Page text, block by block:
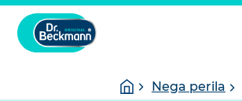
You
are
Homepage
Nega perila